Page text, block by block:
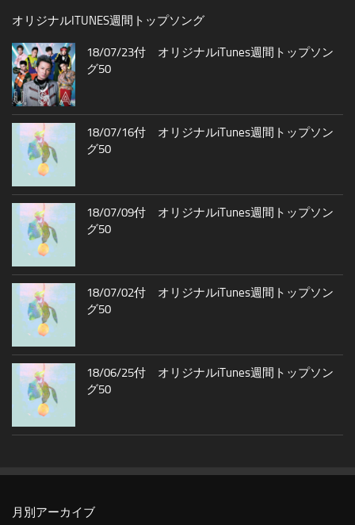
オリジナルITUNES週間トップソング
18/07/23付 オリジナルiTunes週間トップソン
グ50
18/07/16付 オリジナルiTunes週間トップソン
グ50
18/07/09付 オリジナルiTunes週間トップソン
グ50
18/07/02付 オリジナルiTunes週間トップソン
グ50
18/06/25付 オリジナルiTunes週間トップソン
グ50
月別アーカイブ